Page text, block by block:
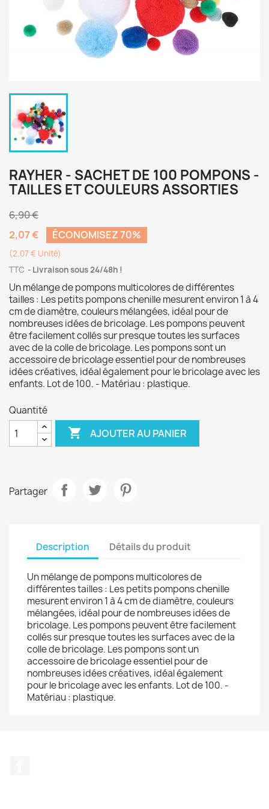
RAYHER - SACHET DE 100 POMPONS -
TAILLES ET COULEURS ASSORTIES
6,90 €
2,07 €
ÉCONOMISEZ 70%
(2,07 € Unité)
TTC
Livraison sous 24/48h !
Un mélange de pompons multicolores de différentes
tailles : Les petits pompons chenille mesurent environ 1 à 4
cm de diamètre, couleurs mélangées, idéal pour de
nombreuses idées de bricolage. Les pompons peuvent
être facilement collés sur presque toutes les surfaces
avec de la colle de bricolage. Les pompons sont un
accessoire de bricolage essentiel pour de nombreuses
idées créatives, idéal également pour le bricolage avec les
enfants. Lot de 100. - Matériau : plastique.
Quantité
 AJOUTER AU PANIER
Partager
Description Détails du produit
Un mélange de pompons multicolores de
différentes tailles : Les petits pompons chenille
mesurent environ 1 à 4 cm de diamètre, couleurs
mélangées, idéal pour de nombreuses idées de
bricolage. Les pompons peuvent être facilement
collés sur presque toutes les surfaces avec de la
colle de bricolage. Les pompons sont un
accessoire de bricolage essentiel pour de
nombreuses idées créatives, idéal également
pour le bricolage avec les enfants. Lot de 100. -
Matériau : plastique.